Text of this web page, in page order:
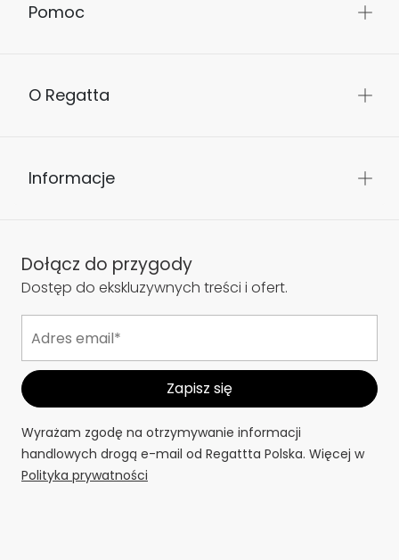
Pomoc
O Regatta
Informacje
Dołącz do przygody
Dostęp do ekskluzywnych treści i ofert.
Wyrażam zgodę na otrzymywanie informacji
handlowych drogą e-mail od Regattta Polska. Więcej w
Polityka prywatności